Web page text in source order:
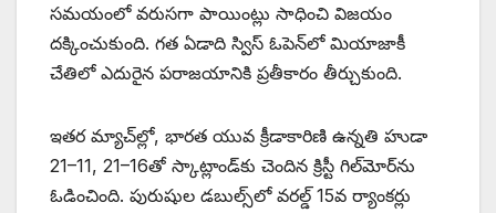
సమయంలో వరుసగా పాయింట్లు సాధించి విజయం
దక్కించుకుంది. గత ఏడాది స్విస్ ఓపెన్‌లో మియాజాకీ
చేతిలో ఎదురైన పరాజయానికి ప్రతీకారం తీర్చుకుంది.
ఇతర మ్యాచ్‌ల్లో, భారత యువ క్రీడాకారిణి ఉన్నతి హుడా
21–11, 21–16తో స్కాట్లాండ్‌కు చెందిన క్రిస్టీ గిల్‌మోర్‌ను
ఓడించింది. పురుషుల డబుల్స్‌లో వరల్డ్ 15వ ర్యాంకర్లు